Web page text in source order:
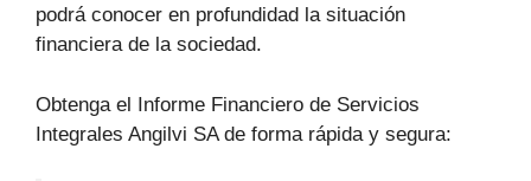
podrá conocer en profundidad la situación
financiera de la sociedad.
Obtenga el Informe Financiero de Servicios
Integrales Angilvi SA de forma rápida y segura: